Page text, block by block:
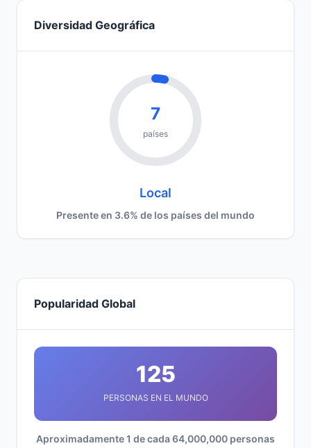
Diversidad Geográfica
7
países
Local
Presente en 3.6% de los países del mundo
Popularidad Global
125
PERSONAS EN EL MUNDO
Aproximadamente 1 de cada 64,000,000 personas